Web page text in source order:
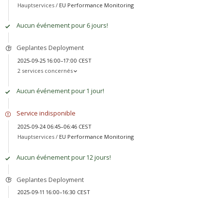
Hauptservices / EU Performance Monitoring
Aucun événement pour 6 jours!
Geplantes Deployment
2025-09-25 16:00–17:00 CEST
2 services concernés
Aucun événement pour 1 jour!
Service indisponible
2025-09-24 06:45–06:46 CEST
Hauptservices / EU Performance Monitoring
Aucun événement pour 12 jours!
Geplantes Deployment
2025-09-11 16:00–16:30 CEST